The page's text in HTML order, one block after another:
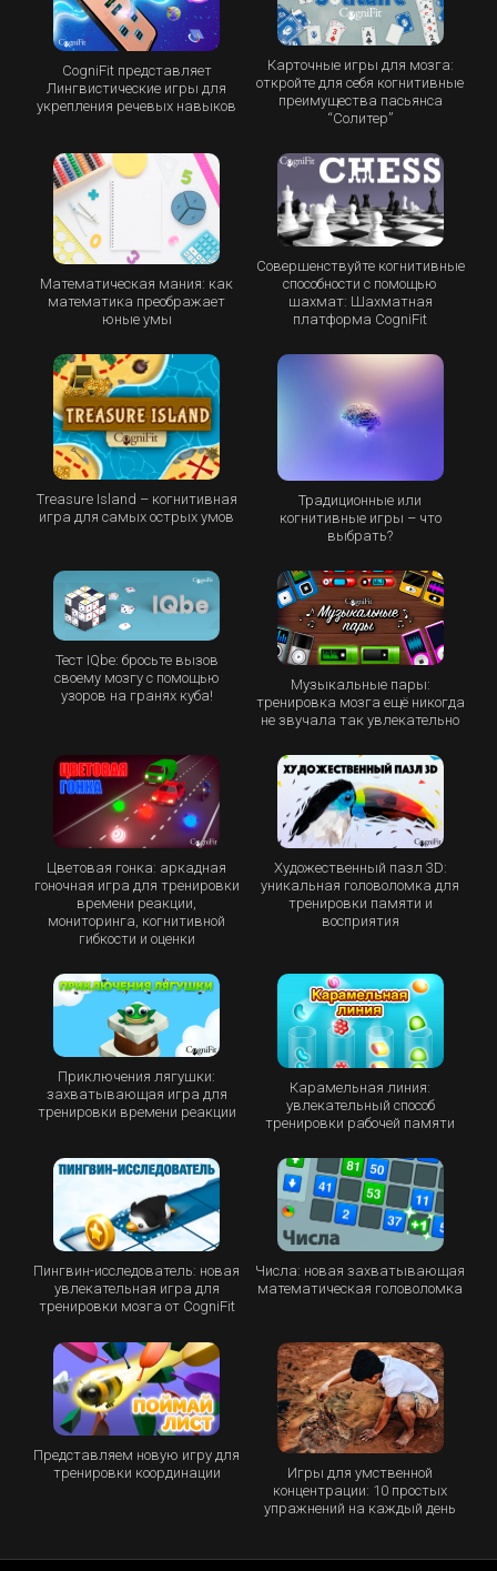
CogniFit представляет
Лингвистические игры для
укрепления речевых навыков
Карточные игры для мозга:
откройте для себя когнитивные
преимущества пасьянса
“Cолитер”
Математическая мания: как
математика преображает
юные умы
Совершенствуйте когнитивные
способности с помощью
шахмат: Шахматная
платформа CogniFit
Treasure Island – когнитивная
игра для самых острых умов
Традиционные или
когнитивные игры – что
выбрать?
Тест IQbe: бросьте вызов
своему мозгу с помощью
узоров на гранях куба!
Музыкальные пары:
тренировка мозга ещё никогда
не звучала так увлекательно
Цветовая гонка: аркадная
гоночная игра для тренировки
времени реакции,
мониторинга, когнитивной
гибкости и оценки
Художественный пазл 3D:
уникальная головоломка для
тренировки памяти и
восприятия
Приключения лягушки:
захватывающая игра для
тренировки времени реакции
Карамельная линия:
увлекательный способ
тренировки рабочей памяти
Пингвин-исследователь: новая
увлекательная игра для
тренировки мозга от CogniFit
Числа: новая захватывающая
математическая головоломка
Представляем новую игру для
тренировки координации
Игры для умственной
концентрации: 10 простых
упражнений на каждый день